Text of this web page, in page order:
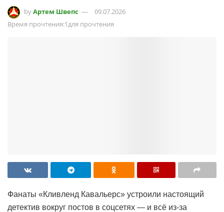
byАртем Швепс
09.07.2026
Время прочтения:1для прочтения
Фанаты «Кливленд Кавальерс» устроили настоящий
детектив вокруг постов в соцсетях — и всё из-за